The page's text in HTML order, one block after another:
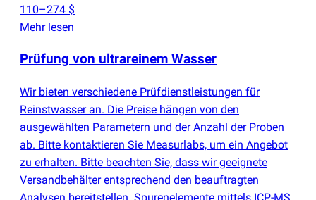
110–274 $
Mehr lesen
Prüfung von ultrareinem Wasser
Wir bieten verschiedene Prüfdienstleistungen für
Reinstwasser an. Die Preise hängen von den
ausgewählten Parametern und der Anzahl der Proben
ab. Bitte kontaktieren Sie Measurlabs, um ein Angebot
zu erhalten. Bitte beachten Sie, dass wir geeignete
Versandbehälter entsprechend den beauftragten
Analysen bereitstellen. Spurenelemente mittels ICP-MS